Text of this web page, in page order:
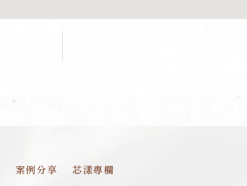
案例分享 芯漾專欄